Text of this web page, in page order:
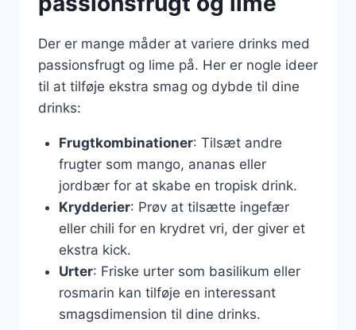
Der er mange måder at variere drinks med
passionsfrugt og lime på. Her er nogle ideer
til at tilføje ekstra smag og dybde til dine
drinks:
Frugtkombinationer: Tilsæt andre
frugter som mango, ananas eller
jordbær for at skabe en tropisk drink.
Krydderier: Prøv at tilsætte ingefær
eller chili for en krydret vri, der giver et
ekstra kick.
Urter: Friske urter som basilikum eller
rosmarin kan tilføje en interessant
smagsdimension til dine drinks.